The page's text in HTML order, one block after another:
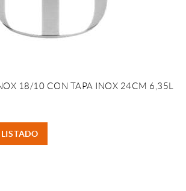
18/10 CON TAPA INOX 24CM 6,35L